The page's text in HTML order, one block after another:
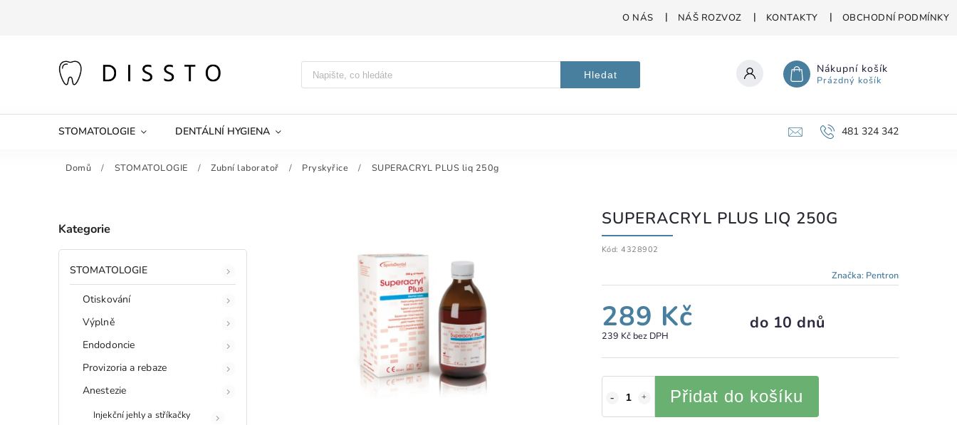
O NÁS NÁŠ ROZVOZ KONTAKTY OBCHODNÍ PODMÍNKY
Hledat Nákupní košík
Prázdný košík
STOMATOLOGIE DENTÁLNÍ HYGIENA 481 324 342
Domů / STOMATOLOGIE / Zubní laboratoř / Pryskyřice / SUPERACRYL PLUS liq 250g
Kategorie
STOMATOLOGIE
Otiskování
Výplně
Endodoncie
Provizoria a rebaze
Anestezie
Injekční jehly a stříkačky
SUPERACRYL PLUS LIQ 250G
Kód: 4328902
Značka: Pentron
289 Kč
239 Kč bez DPH
do 10 dnů
Přidat do košíku